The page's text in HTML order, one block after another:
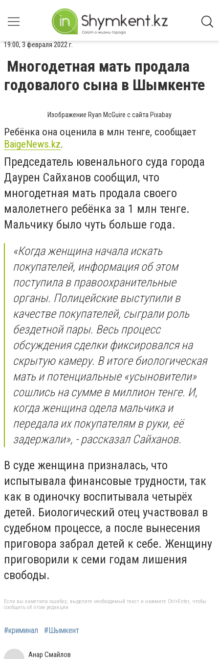
19:00, 3 февраля 2022 г.
Многодетная мать продала
годовалого сына в Шымкенте
Изображение Ryan McGuire с сайта Pixabay
Ребёнка она оценила в млн тенге, сообщает
BaigeNews.kz.
Председатель ювенального суда города
Даурен Сайханов сообщил, что
многодетная мать продала своего
малолетнего ребёнка за 1 млн тенге.
Мальчику было чуть больше года.
«Когда женщина начала искать
покупателей, информация об этом
поступила в правоохранительные
органы. Полицейские выступили в
качестве покупателей, сыграли роль
бездетной пары. Весь процесс
обсуждения сделки фиксировался на
скрытую камеру. В итоге биологическая
мать и потенциальные «усыновители»
сошлись на сумме в миллион тенге. И,
когда женщина одела мальчика и
передала их покупателям в руки, её
задержали», - рассказал Сайханов.
В суде женщина призналась, что
испытывала финансовые трудности, так
как в одиночку воспитывала четырёх
детей. Биологический отец участвовал в
судебном процессе, а после вынесения
приговора забрал детей к себе. Женщину
приговорили к семи годам лишения
свободы.
Если вы заметили ошибку, выделите необходимый текст и нажмите Ctrl+Enter, чтобы
сообщить об этом редакции
#криминал #Шымкент
Анар Смайлов